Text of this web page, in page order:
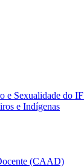
e Sexualidade do
e Indígenas
(CAAD)